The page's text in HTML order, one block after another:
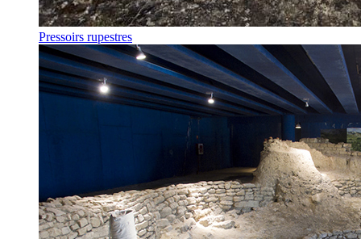
Pressoirs rupestres